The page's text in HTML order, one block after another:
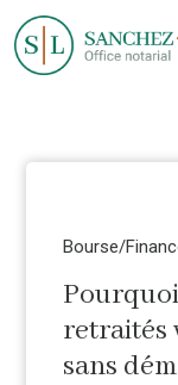
Bourse/
retraités
sans